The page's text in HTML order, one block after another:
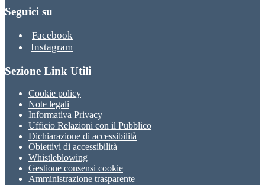
Seguici su
Facebook
Instagram
Sezione Link Utili
Cookie policy
Note legali
Informativa Privacy
Ufficio Relazioni con il Pubblico
Dichiarazione di accessibilità
Obiettivi di accessibilità
Whistleblowing
Gestione consensi cookie
Amministrazione trasparente